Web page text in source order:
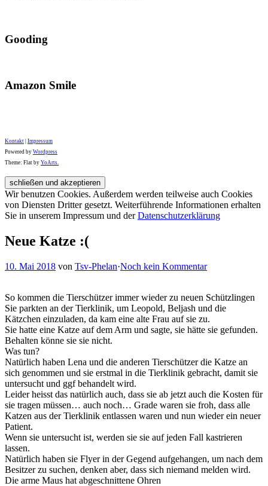
Gooding
Amazon Smile
Kontakt Impressum
Powered by Wordpress
Theme: Flat by YoArts.
Wir benutzen Cookies. Außerdem werden teilweise auch Cookies
von Diensten Dritter gesetzt. Weiterführende Informationen erhalten
Sie in unserem Impressum und derDatenschutzerklärung
Neue Katze :(
10. Mai 2018 von Tsv-Phelan·Noch kein Kommentar
So kommen die Tierschützer immer wieder zu neuen Schützlingen
Sie parkten an der Tierklinik, um Leopold, Beljash und die
Kätzchen einzuladen, da kam eine alte Frau auf sie zu.
Sie hatte eine Katze auf dem Arm und sagte, sie hätte sie gefunden.
Behalten könne sie sie nicht.
Was tun?
Natürlich haben Lena und die anderen Tierschützer die Katze an
sich genommen und sie erstmal in die Tierklinik gebracht, damit sie
untersucht und ggf behandelt wird.
Leider heisst das natürlich auch, dass sie ab jetzt auch die Kosten für
sie tragen müssen… auch noch… Grade waren sie froh, dass alle
Katzen aus der Tierklinik entlassen waren und nun wieder ein neuer
Patient.
Wenn sie untersucht ist, werden sie sie auf jeden Fall kastrieren
lassen.
Natürlich haben sie Flyer in der Gegend aufgehangen, um nach dem
Besitzer zu suchen, denken aber, dass sich niemand melden wird.
Die arme Maus hat abgeschnittene Ohren